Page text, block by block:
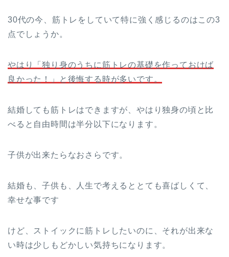
30代の今、筋トレをしていて特に強く感じるのはこの3
点でしょうか。
やはり「独り身のうちに筋トレの基礎を作っておけば
良かった！」と後悔する時が多いです。
結婚しても筋トレはできますが、やはり独身の頃と比
べると自由時間は半分以下になります。
子供が出来たらなおさらです。
結婚も、子供も、人生で考えるととても喜ばしくて、
幸せな事です
けど、ストイックに筋トレしたいのに、それが出来な
い時は少しもどかしい気持ちになります。